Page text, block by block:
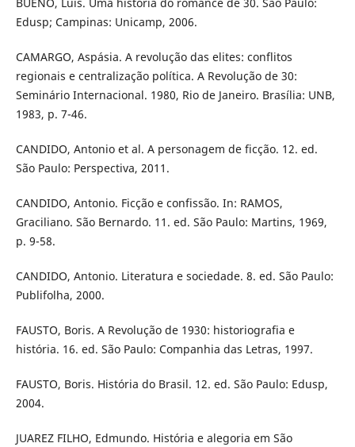
BUENO, Luís. Uma história do romance de 30. São Paulo:
Edusp; Campinas: Unicamp, 2006.
CAMARGO, Aspásia. A revolução das elites: conflitos
regionais e centralização política. A Revolução de 30:
Seminário Internacional. 1980, Rio de Janeiro. Brasília: UNB,
1983, p. 7-46.
CANDIDO, Antonio et al. A personagem de ficção. 12. ed.
São Paulo: Perspectiva, 2011.
CANDIDO, Antonio. Ficção e confissão. In: RAMOS,
Graciliano. São Bernardo. 11. ed. São Paulo: Martins, 1969,
p. 9-58.
CANDIDO, Antonio. Literatura e sociedade. 8. ed. São Paulo:
Publifolha, 2000.
FAUSTO, Boris. A Revolução de 1930: historiografia e
história. 16. ed. São Paulo: Companhia das Letras, 1997.
FAUSTO, Boris. História do Brasil. 12. ed. São Paulo: Edusp,
2004.
JUAREZ FILHO, Edmundo. História e alegoria em São